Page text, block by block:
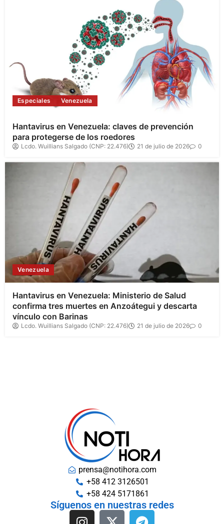
Especiales Venezuela
Hantavirus en Venezuela: claves de prevención
para protegerse de los roedores
Lcdo. Wuillians Salgado (CNP: 22.476) 21 de julio de 2026 0
Venezuela
Hantavirus en Venezuela: Ministerio de Salud
confirma tres muertes en Anzoátegui y descarta
vínculo con Barinas
Lcdo. Wuillians Salgado (CNP: 22.476) 21 de julio de 2026 0
prensa@notihora.com
+58 412 3126501
+58 424 5171861
Síguenos en nuestras redes